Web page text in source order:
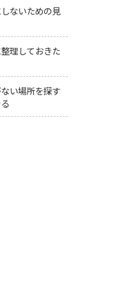
ないための見
理しておきた
い場所を探す